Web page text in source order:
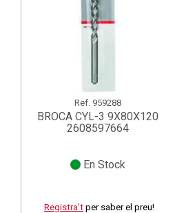
Ref. 959288
BROCA CYL-3 9X80X120
2608597664
En Stock
Registra't per saber el preu!